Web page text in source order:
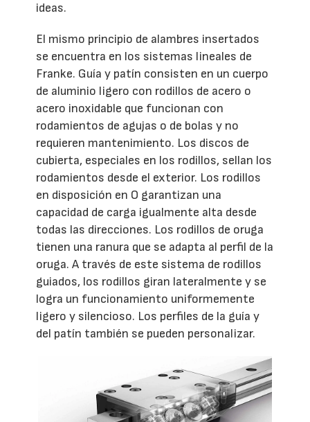
ideas.
El mismo principio de alambres insertados
se encuentra en los sistemas lineales de
Franke. Guía y patín consisten en un cuerpo
de aluminio ligero con rodillos de acero o
acero inoxidable que funcionan con
rodamientos de agujas o de bolas y no
requieren mantenimiento. Los discos de
cubierta, especiales en los rodillos, sellan los
rodamientos desde el exterior. Los rodillos
en disposición en O garantizan una
capacidad de carga igualmente alta desde
todas las direcciones. Los rodillos de oruga
tienen una ranura que se adapta al perfil de la
oruga. A través de este sistema de rodillos
guiados, los rodillos giran lateralmente y se
logra un funcionamiento uniformemente
ligero y silencioso. Los perfiles de la guía y
del patín también se pueden personalizar.